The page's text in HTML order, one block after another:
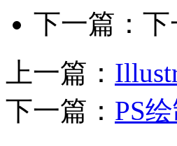
下一篇：下
上一篇：
下一篇： PS